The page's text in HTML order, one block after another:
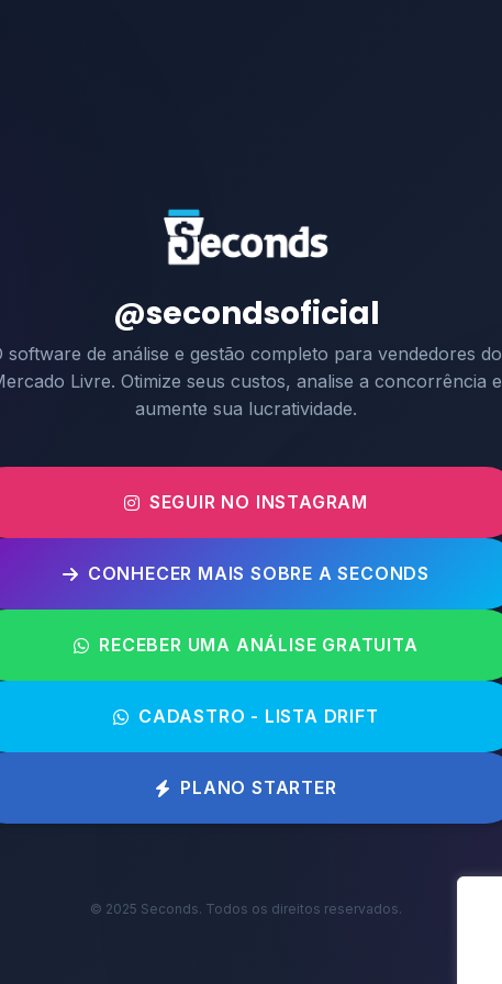
@secondsoficial
software de análise e gestão completo para vendedores do
Livre. Otimize seus custos, analise a concorrência e
aumente sua lucratividade.
SEGUIR NO INSTAGRAM
CONHECER MAIS SOBRE A SECONDS
RECEBER UMA ANÁLISE GRATUITA
CADASTRO - LISTA DRIFT
PLANO STARTER
© 2025 Seconds. Todos os direitos reservados.